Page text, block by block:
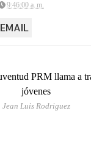
9:46:00 a. m.
EMAIL
Jean Luis Rodriguez